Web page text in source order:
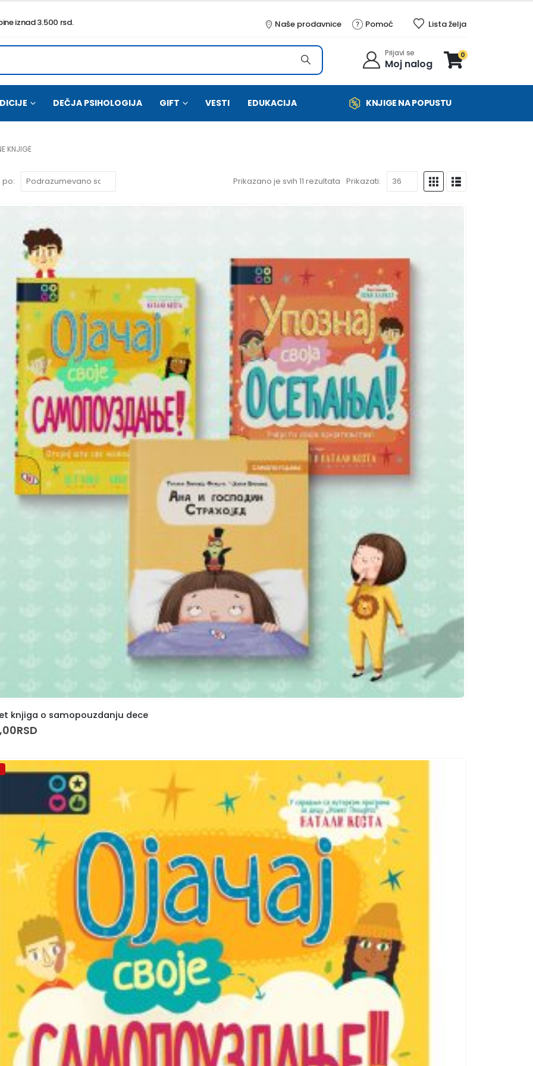
iznad 3.500 rsd. Naše prodavnice Pomoć Lista želja
Prijavi se
Moj nalog
0
DEČJA PSIHOLOGIJA GIFT VESTI EDUKACIJA KNJIGE NA POPUSTU
KNJIGE
po: Prikazano je svih 11 rezultata Prikazati:
knjiga o samopouzdanju dece
RSD